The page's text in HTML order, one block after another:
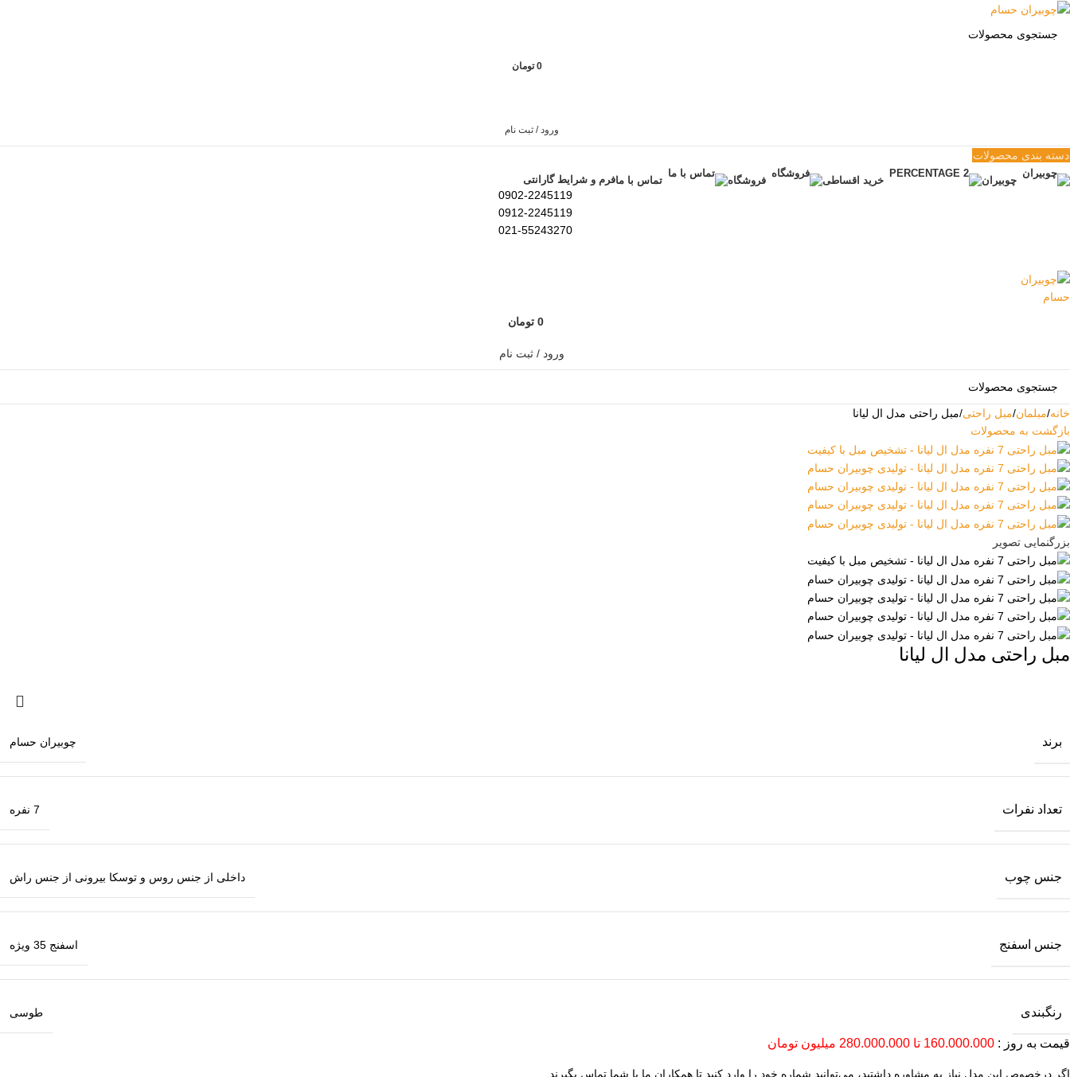
0 تومان
ورود / ثبت نام
دسته بندی محصولات
چوبیران خرید اقساطی فروشگاه تماس با مافرم و شرایط گارانتی
0902-2245119
0912-2245119
021-55243270
0 تومان
ورود / ثبت نام
خانه مبلمان مبل راحتی مبل راحتی مدل ال لیانا
بازگشت به محصولات
بزرگنمایی تصویر
مبل راحتی مدل ال لیانا
برند چوبیران حسام
تعداد نفرات 7 نفره
جنس چوب داخلی از جنس روس و توسکا بیرونی از جنس راش
جنس اسفنج اسفنج 35 ویژه
رنگبندی طوسی
قیمت به روز :
اگر درخصوص این مدل نیاز به مشاوره داشتید، می‌توانید شماره خود را وارد کنید تا همکاران ما با شما تماس بگیرند.